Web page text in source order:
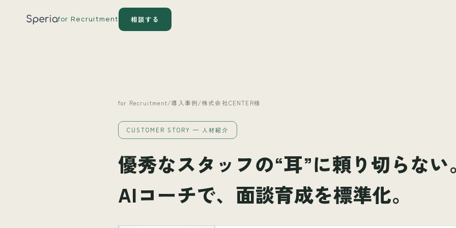
for Recruitment 相談する
for Recruitment/導入事例/株式会社CENTER様
CUSTOMER STORY — 人材紹介
優秀なスタッフの“耳”に頼り切らない
AIコーチで、面談育成を標準化。